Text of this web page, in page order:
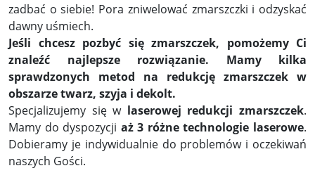
zadbać o siebie! Pora zniwelować zmarszczki i odzyskać
dawny uśmiech.
Jeśli chcesz pozbyć się zmarszczek, pomożemy Ci
znaleźć najlepsze rozwiązanie. Mamy kilka
sprawdzonych metod na redukcję zmarszczek w
obszarze twarz, szyja i dekolt.
Specjalizujemy się w laserowej redukcji zmarszczek.
Mamy do dyspozycji aż 3 różne technologie laserowe.
Dobieramy je indywidualnie do problemów i oczekiwań
naszych Gości.